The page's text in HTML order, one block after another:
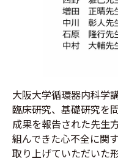
大阪大学循環器内科学
臨床研究、基礎研究を
成果を報告された先生
組んできた心不全に関
取り上げていただいた形